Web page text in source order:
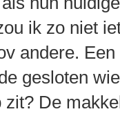
ik zo niet
andere.
gesloten
zit? De